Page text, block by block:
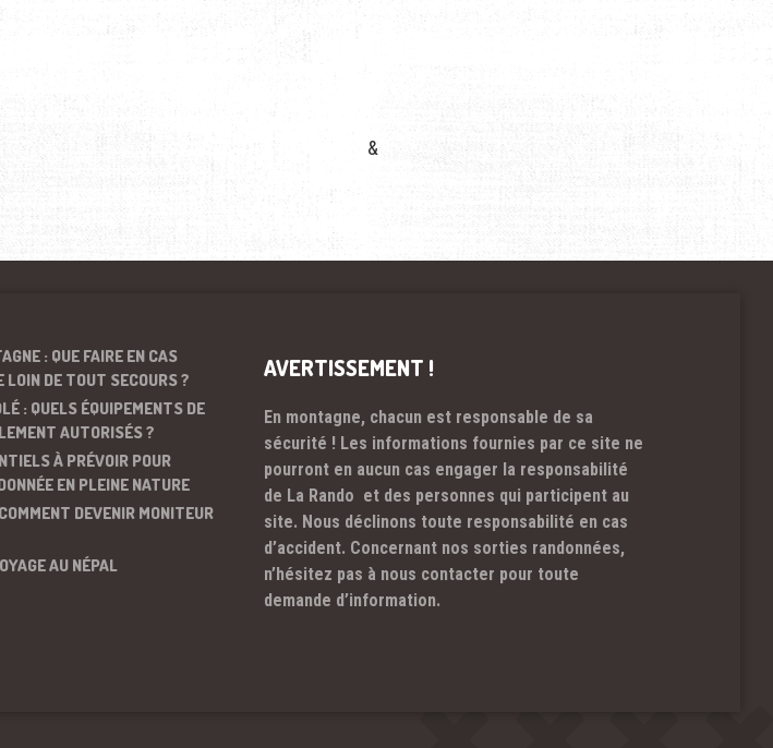
&
: QUE FAIRE EN CAS
LOIN DE TOUT SECOURS ?
: QUELS ÉQUIPEMENTS DE
AUTORISÉS ?
À PRÉVOIR POUR
EN PLEINE NATURE
DEVENIR MONITEUR
AU NÉPAL
AVERTISSEMENT !
En montagne, chacun est responsable de sa
sécurité ! Les informations fournies par ce site ne
pourront en aucun cas engager la responsabilité
de La Rando et des personnes qui participent au
site. Nous déclinons toute responsabilité en cas
d’accident. Concernant nos sorties randonnées,
n’hésitez pas à nous contacter pour toute
demande d’information.